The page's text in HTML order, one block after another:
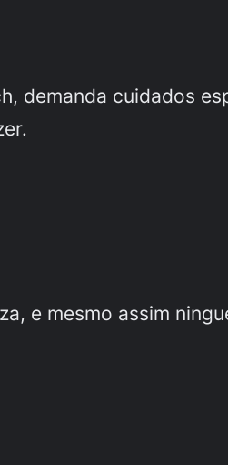
demanda cuidados
e mesmo assim